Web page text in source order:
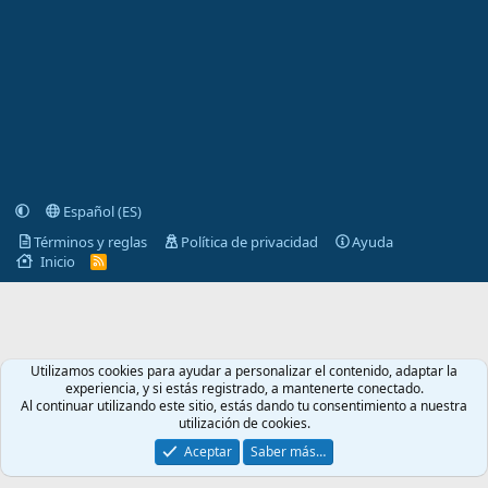
Español (ES)
Términos y reglas
Política de privacidad
Ayuda
Inicio
R
S
Utilizamos cookies para ayudar a personalizar el contenido, adaptar la
experiencia, y si estás registrado, a mantenerte conectado.
Al continuar utilizando este sitio, estás dando tu consentimiento a nuestra
utilización de cookies.
Aceptar
Saber más…